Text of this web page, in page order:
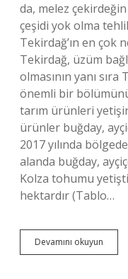
da, melez
çeşidi yok olma
Tekirdağ’ın en çok
Tekirdağ, üzüm
olmasının yanı
önemli bir
tarım ürünleri
ürünler buğday,
2017 yılında
alanda buğday,
Kolza tohumu
hektardır (Tablo…
Devamını okuyun
En